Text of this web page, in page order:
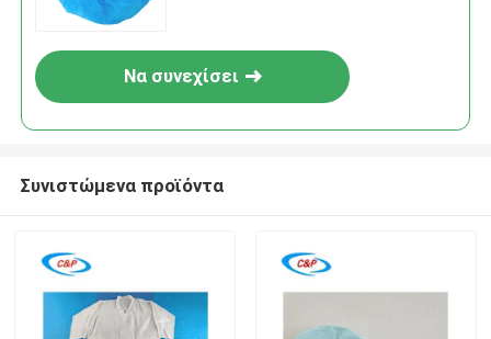
Να συνεχίσει
Συνιστώμενα προϊόντα